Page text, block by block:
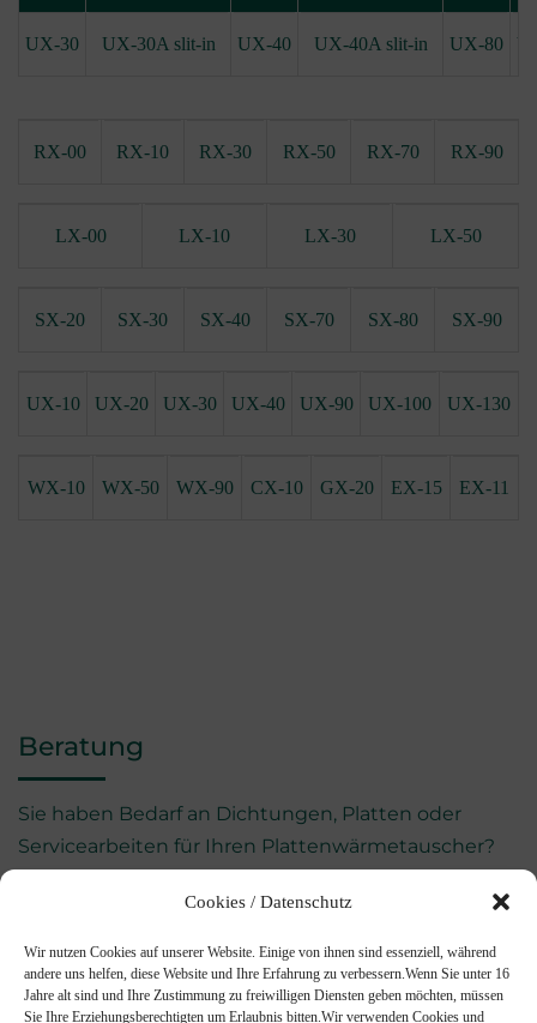
Cookies / Datenschutz
Wir nutzen Cookies auf unserer Website. Einige von ihnen sind essenziell, während
andere uns helfen, diese Website und Ihre Erfahrung zu verbessern. Wenn Sie unter 16
Jahre alt sind und Ihre Zustimmung zu freiwilligen Diensten geben möchten, müssen
Sie Ihre Erziehungsberechtigten um Erlaubnis bitten. Wir verwenden Cookies und
UX-30 UX-30A slit-in UX-40 UX-40A slit-in UX-80
RX-00 RX-10 RX-30 RX-50 RX-70 RX-90
LX-00 LX-10 LX-30 LX-50
SX-20 SX-30 SX-40 SX-70 SX-80 SX-90
UX-10 UX-20 UX-30 UX-40 UX-90 UX-100 UX-130
WX-10 WX-50 WX-90 CX-10 GX-20 EX-15 EX-11
Beratung
Sie haben Bedarf an Dichtungen, Platten oder
Servicearbeiten für Ihren Plattenwärmetauscher?
KONTAKTIEREN SIE UNS GERNE
Für geplante Neuanschaffungen oder die
Optimierung Ihres Plattenwärmetauschers